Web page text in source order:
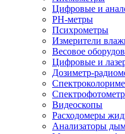
Цифровые и
PH-метры
Психрометры
Измерители
Весовое
Цифровые и
Дозиметр-
Видеоскопы
Расходомеры
Анализаторы